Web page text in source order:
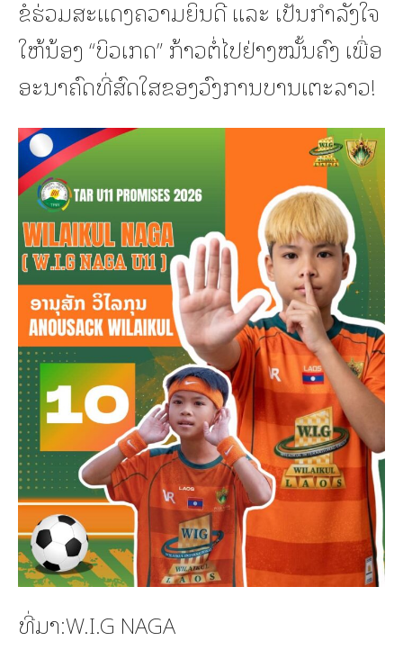
ຂໍຮ່ວມສະແດງຄວາມຍິນດີ ແລະ ເປັນກຳລັງໃຈ
ໃຫ້ນ້ອງ “ບິວເກດ” ກ້າວຕໍ່ໄປຢ່າງໝັ້ນຄົງ ເພື່ອ
ອະນາຄົດທີ່ສົດໃສຂອງວົງການບານເຕະລາວ!
ທີ່ມາ:W.I.G NAGA